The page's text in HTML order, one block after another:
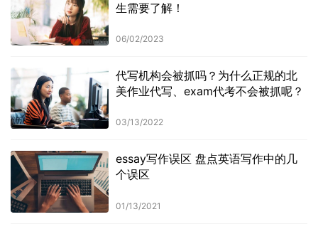
生需要了解！
06/02/2023
代写机构会被抓吗？为什么正规的北
美作业代写、exam代考不会被抓呢？
03/13/2022
essay写作误区 盘点英语写作中的几
个误区
01/13/2021